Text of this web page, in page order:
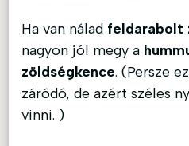
Ha van nálad feldarabolt
nagyon jól megy a
zöldségkence. (Persze
záródó, de azért széles
vinni. )